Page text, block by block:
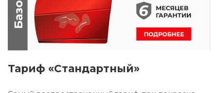
Тариф «Стандартный»